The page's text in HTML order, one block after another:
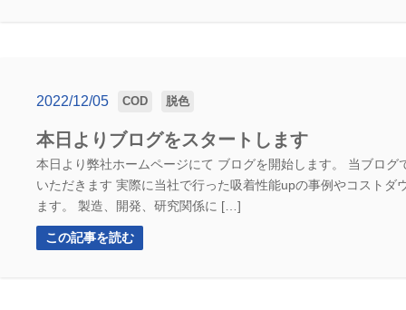
2022/12/05 COD 脱色
本日よりブログをスタートします
本日より弊社ホームページにて ブログを開始します。 当ブロ
いただきます 実際に当社で行った吸着性能upの事例やコストダ
ます。 製造、開発、研究関係に […]
この記事を読む